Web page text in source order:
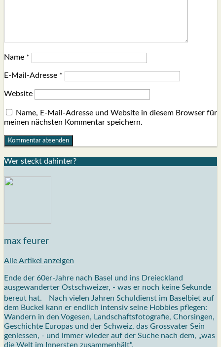
Name *
E-Mail-Adresse *
Website
Name, E-Mail-Adresse und Website in diesem Browser für
meinen nächsten Kommentar speichern.
Wer steckt dahin­ter?
max feurer
Alle Artikel anzeigen
Ende der 60er-Jahre nach Basel und ins Dreieckland
ausgewanderter Ostschweizer, - was er noch keine Sekunde
bereut hat. Nach vielen Jahren Schuldienst im Baselbiet auf
dem Buckel kann er endlich intensiv seine Hobbies pflegen:
Wandern in den Vogesen, Landschaftsfotografie, Chorsingen,
Geschichte Europas und der Schweiz, das Grossvater Sein
geniessen, - und immer wieder auf der Suche nach dem, „was
die Welt im Innersten zusammenhält“.